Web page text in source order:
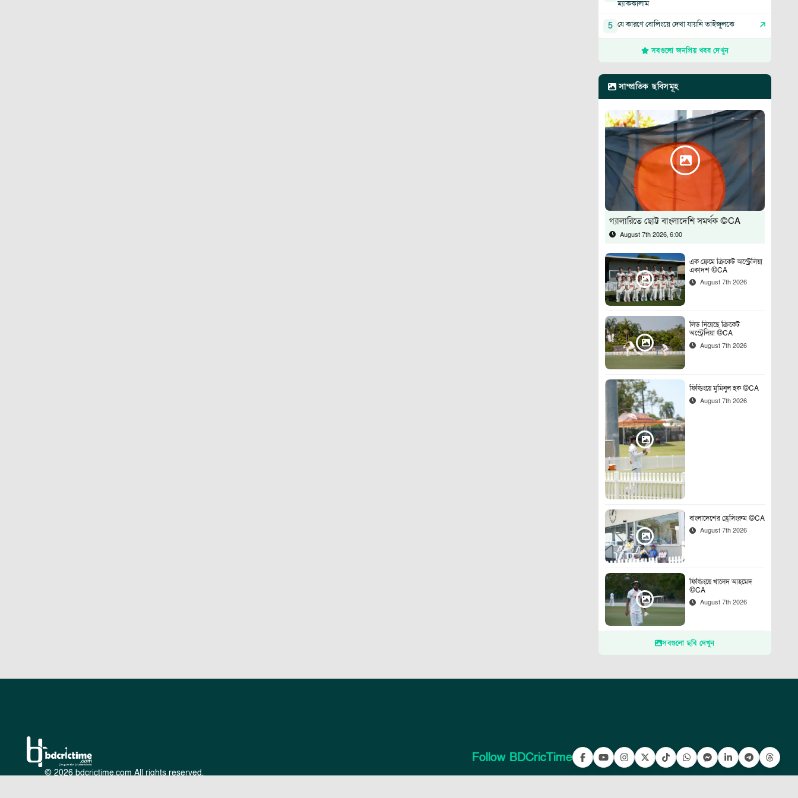
ম্যাককালাম
5 যে কারণে বোলিংয়ে দেখা যায়নি তাইজুলকে
সবগুলো জনপ্রিয় খবর দেখুন
সাম্প্রতিক ছবিসমূহ
গ্যালারিতে ছোট্ট বাংলাদেশি সমর্থক ©CA
August 7th 2026, 6:00
এক ফ্রেমে ক্রিকেট অস্ট্রেলিয়া
একাদশ ©CA
August 7th 2026
লিড নিয়েছে ক্রিকেট
অস্ট্রেলিয়া ©CA
August 7th 2026
ফিল্ডিংয়ে মুমিনুল হক ©CA
August 7th 2026
বাংলাদেশের ড্রেসিংরুম ©CA
August 7th 2026
ফিল্ডিংয়ে খালেদ আহমেদ
©CA
August 7th 2026
সবগুলো ছবি দেখুন
© 2026 bdcrictime.com All rights reserved.
Follow BDCricTime